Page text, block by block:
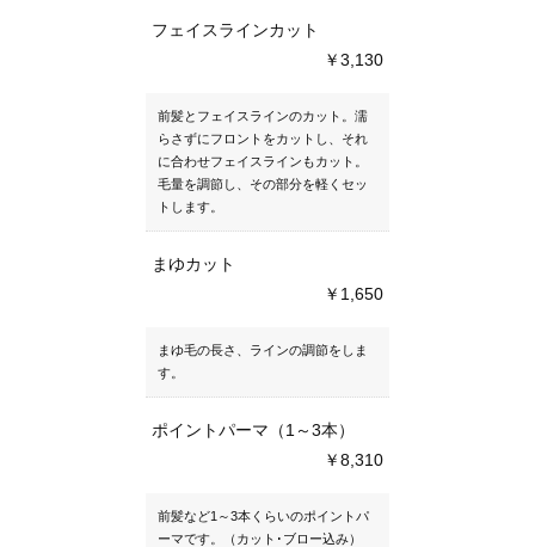
フェイスラインカット
￥3,130
前髪とフェイスラインのカット。濡
らさずにフロントをカットし、それ
に合わせフェイスラインもカット。
毛量を調節し、その部分を軽くセッ
トします。
まゆカット
￥1,650
まゆ毛の長さ、ラインの調節をしま
す。
ポイントパーマ（1～3本）
￥8,310
前髪など1～3本くらいのポイントパ
ーマです。（カット･ブロー込み）